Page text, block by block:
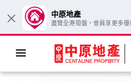
× 中原地產
盡覽全港筍盤，會員享更多優